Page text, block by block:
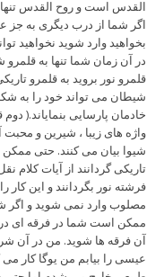
القدس است و روح القدس
اگر شما از درب دیگری به جز
بخواهید وارد شوید نخواهید
در آن زمان شما تنها به
قلمرو نور بروید به قلمرو
شیطان می تواند خود را به
واژه های زیبا ، شیرین و محبت
شیوا بیان می کنند. حتی ممکن
تاریکی گردانند از آیات کلام
فرشته نور بگردانند و این
مصلوب وارد نمی شوید و اگر
ممکن است شما در فرقه ای
آن فرقه ها شوید. من در آن
عیسی را بیابم من یوگا کار